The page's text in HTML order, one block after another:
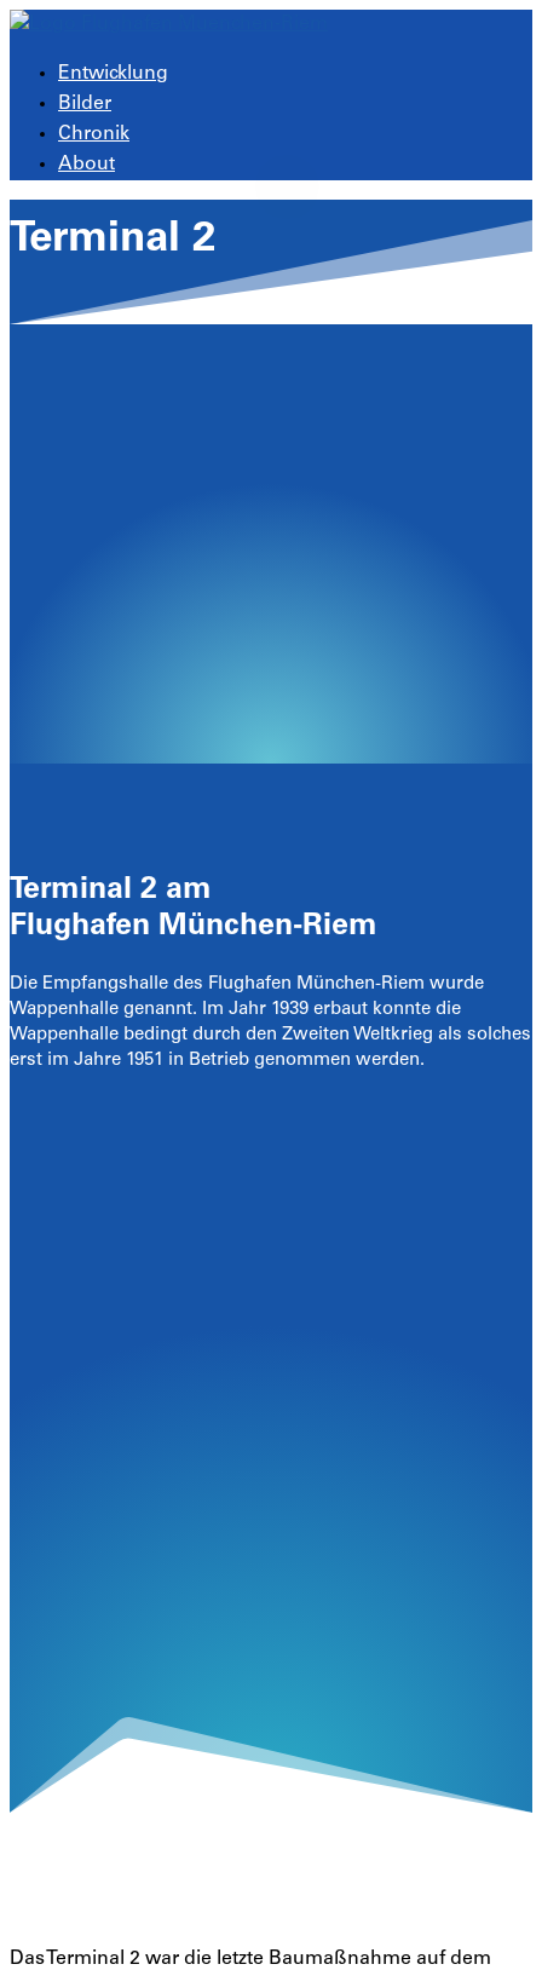
Entwicklung
Bilder
Chronik
About
Terminal 2
Terminal 2 am
Flughafen München-Riem
Die Empfangshalle des Flughafen München-Riem wurde
Wappenhalle genannt. Im Jahr 1939 erbaut konnte die
Wappenhalle bedingt durch den Zweiten Weltkrieg als solches
erst im Jahre 1951 in Betrieb genommen werden.
Das Terminal 2 war die letzte Baumaßnahme auf dem